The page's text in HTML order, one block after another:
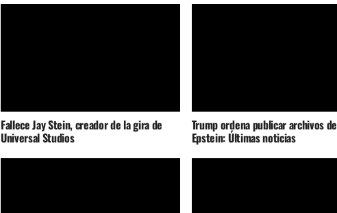
Fallece Jay Stein, creador de la gira de
Universal Studios
Trump ordena publicar archivos de
Epstein: Últimas noticias